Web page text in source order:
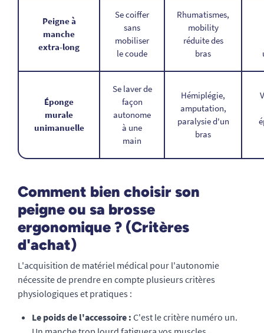
Peigne à
manche
extra-long
Se coiffer
sans
mobiliser
le coude
Rhumatismes,
mobility
réduite des
bras
Éponge
murale
unimanuelle
Se laver de
façon
autonome
à une
main
Hémiplégie,
amputation,
paralysie d'un
bras
Comment bien choisir son
peigne ou sa brosse
ergonomique ? (Critères
d'achat)
L'acquisition de matériel médical pour l'autonomie
nécessite de prendre en compte plusieurs critères
physiologiques et pratiques :
Le poids de l'accessoire : C'est le critère numéro un.